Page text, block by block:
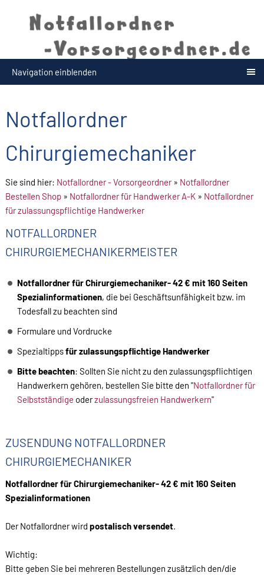
Navigation einblenden
Notfallordner
Chirurgiemechaniker
Sie sind hier: Notfallordner - Vorsorgeordner» Notfallordner
Bestellen Shop » Notfallordner für Handwerker A-K » Notfallordner
für zulassungspflichtige Handwerker
NOTFALLORDNER
CHIRURGIEMECHANIKERMEISTER
Notfallordner für Chirurgiemechaniker- 42 € mit 160 Seiten
Spezialinformationen, die bei Geschäftsunfähigkeit bzw. im
Todesfall zu beachten sind
Formulare und Vordrucke
Spezialtippsfür zulassungspflichtige Handwerker
Bitte beachten: Sollten Sie nicht zu den zulassungspflichtigen
Handwerkern gehören, bestellen Sie bitte den "Notfallordner für
Selbstständige oderzulassungsfreien Handwerkern"
ZUSENDUNG NOTFALLORDNER
CHIRURGIEMECHANIKER
Notfallordner für Chirurgiemechaniker- 42 € mit 160 Seiten
Spezialinformationen
Der Notfallordner wird postalisch versendet.
Wichtig:
Bitte geben Sie bei mehreren Bestellungen zusätzlich den/die